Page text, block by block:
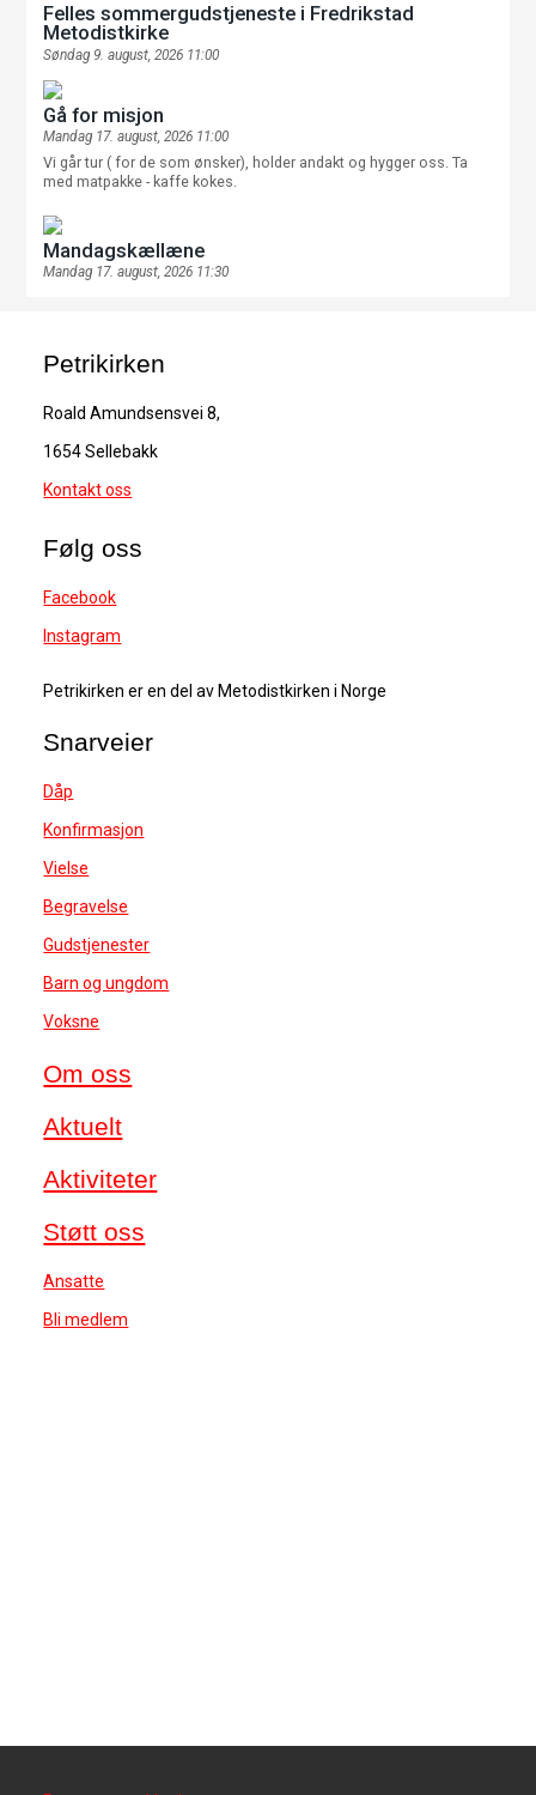
Felles sommergudstjeneste i Fredrikstad
Metodistkirke
Søndag 9. august, 2026 11:00
Gå for misjon
Mandag 17. august, 2026 11:00
Vi går tur ( for de som ønsker), holder andakt og hygger oss. Ta
med matpakke - kaffe kokes.
Mandagskællæne
Mandag 17. august, 2026 11:30
Petrikirken
Roald Amundsensvei 8,
1654 Sellebakk
Kontakt oss
Følg oss
Facebook
Instagram
Petrikirken er en del av Metodistkirken i Norge
Snarveier
Dåp
Konfirmasjon
Vielse
Begravelse
Gudstjenester
Barn og ungdom
Voksne
Om oss
Aktuelt
Aktiviteter
Støtt oss
Ansatte
Bli medlem